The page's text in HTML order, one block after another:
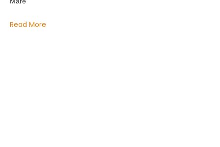
Read More